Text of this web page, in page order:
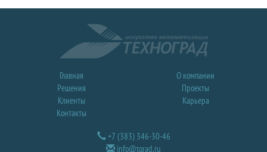
Главная
О компании
Решения
Проекты
Клиенты
Карьера
Контакты
+7 (383) 346-30-46
info@tgrad.ru